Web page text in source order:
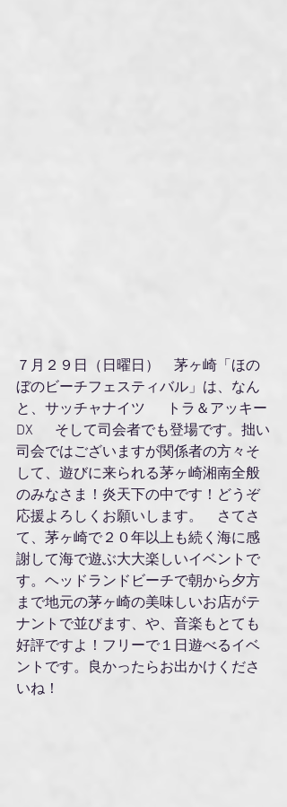
７月２９日（日曜日）　茅ヶ崎「ほの
ぼのビーチフェスティバル」は、なん
と、サッチャナイツ  　トラ＆アッキー
DX  　そして司会者でも登場です。拙い
司会ではございますが関係者の方々そ
して、遊びに来られる茅ヶ崎湘南全般
のみなさま！炎天下の中です！どうぞ
応援よろしくお願いします。　さてさ
て、茅ヶ崎で２０年以上も続く海に感
謝して海で遊ぶ大大楽しいイベントで
す。ヘッドランドビーチで朝から夕方
まで地元の茅ヶ崎の美味しいお店がテ
ナントで並びます、や、音楽もとても
好評ですよ！フリーで１日遊べるイベ
ントです。良かったらお出かけくださ
いね！